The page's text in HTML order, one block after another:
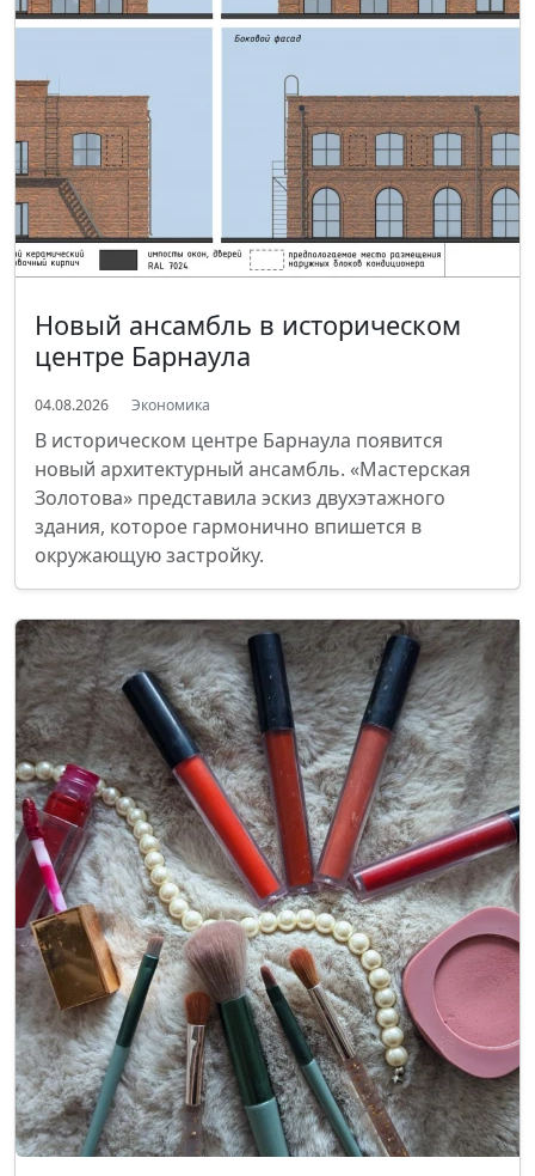
Новый ансамбль в историческом
центре Барнаула
04.08.2026 Экономика
В историческом центре Барнаула появится
новый архитектурный ансамбль. «Мастерская
Золотова» представила эскиз двухэтажного
здания, которое гармонично впишется в
окружающую застройку.